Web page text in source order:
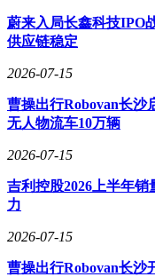
蔚来入局长鑫科技IPO
供应链稳定
2026-07-15
曹操出行Robovan长沙
无人物流车10万辆
2026-07-15
吉利控股2026上半年
力
2026-07-15
曹操出行Robovan长沙